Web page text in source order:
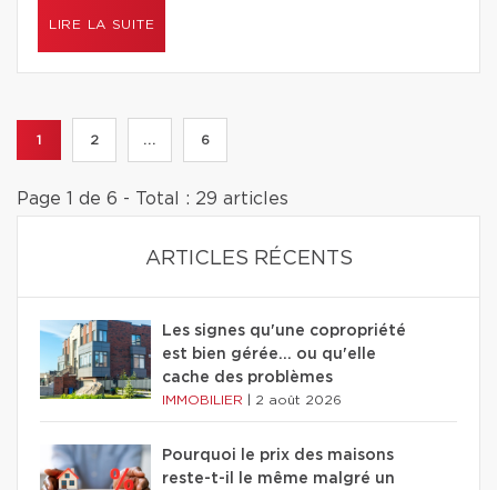
LIRE LA SUITE
1 2 ... 6
Page 1 de 6 - Total : 29 articles
ARTICLES RÉCENTS
Les signes qu'une copropriété
est bien gérée… ou qu'elle
cache des problèmes
IMMOBILIER 2 août 2026
Pourquoi le prix des maisons
reste-t-il le même malgré un